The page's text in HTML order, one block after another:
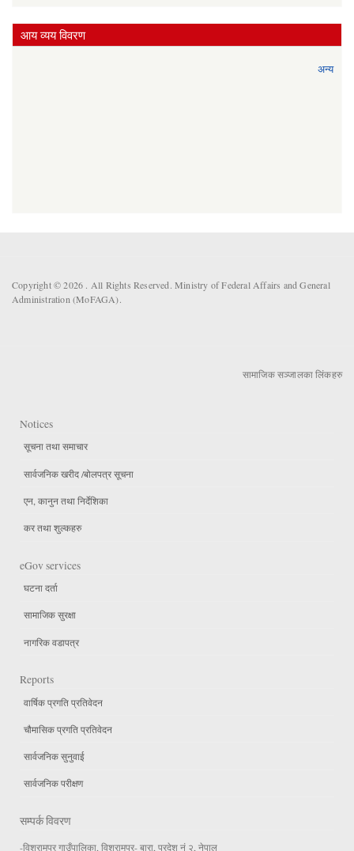
आय व्यय विवरण
अन्य
Copyright © 2026 . All Rights Reserved. Ministry of Federal Affairs and General
Administration (MoFAGA).
सामाजिक सञ्जालका लिंकहरु
Notices
सूचना तथा समाचार
सार्वजनिक खरीद /बोलपत्र सूचना
एन, कानुन तथा निर्देशिका
कर तथा शुल्कहरु
eGov services
घटना दर्ता
सामाजिक सुरक्षा
नागरिक वडापत्र
Reports
वार्षिक प्रगति प्रतिवेदन
चौमासिक प्रगति प्रतिवेदन
सार्वजनिक सुनुवाई
सार्वजनिक परीक्षण
सम्पर्क विवरण
-विश्रामपुर गाउँपालिका, विश्रामपुर- बारा, प्रदेश नं २, नेपाल